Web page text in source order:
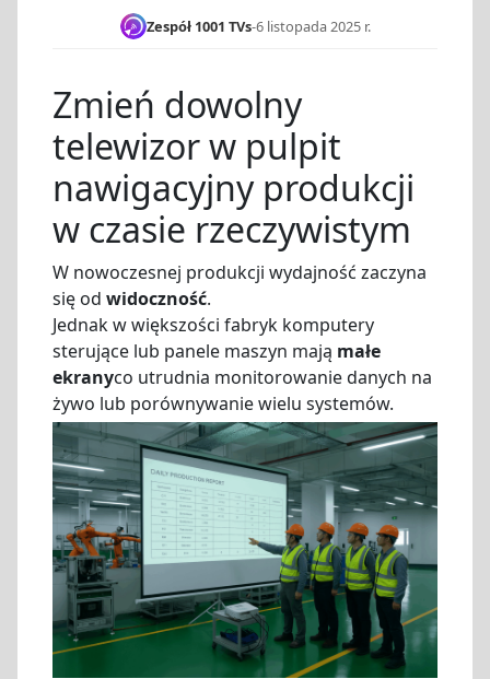
Zespół 1001 TVs-6 listopada 2025 r.
Zmień dowolny
telewizor w pulpit
nawigacyjny produkcji
w czasie rzeczywistym
W nowoczesnej produkcji wydajność zaczyna
się od widoczność.
Jednak w większości fabryk komputery
sterujące lub panele maszyn mają małe
ekranyco utrudnia monitorowanie danych na
żywo lub porównywanie wielu systemów.